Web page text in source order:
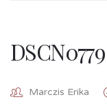
DSCN0779
Marczis Erika